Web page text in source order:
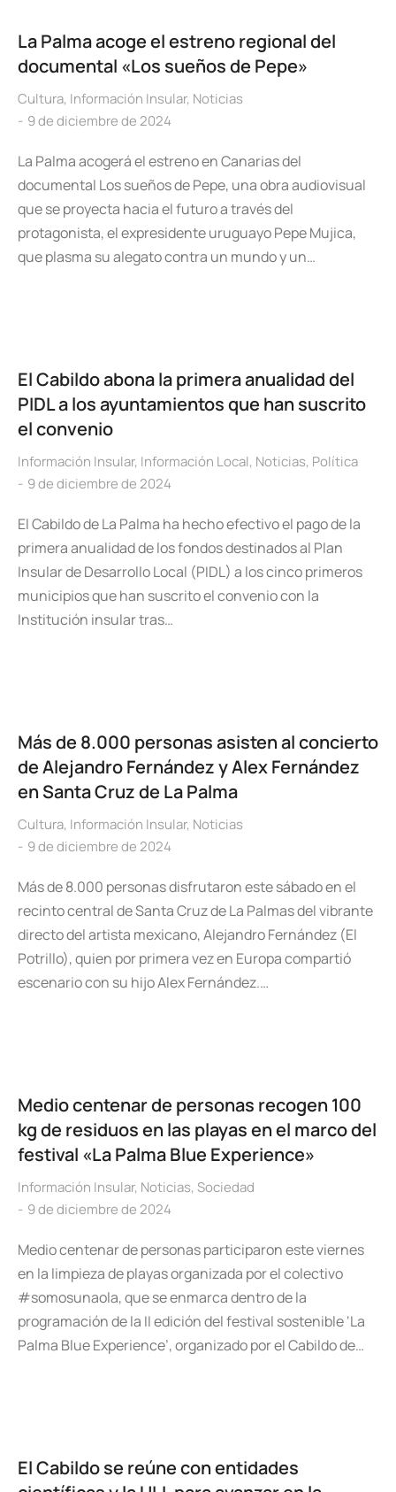
La Palma acoge el estreno regional del
documental «Los sueños de Pepe»
Cultura, Información Insular, Noticias
9 de diciembre de 2024
La Palma acogerá el estreno en Canarias del
documental Los sueños de Pepe, una obra audiovisual
que se proyecta hacia el futuro a través del
protagonista, el expresidente uruguayo Pepe Mujica,
que plasma su alegato contra un mundo y un…
El Cabildo abona la primera anualidad del
PIDL a los ayuntamientos que han suscrito
el convenio
Información Insular, Información Local, Noticias, Política
9 de diciembre de 2024
El Cabildo de La Palma ha hecho efectivo el pago de la
primera anualidad de los fondos destinados al Plan
Insular de Desarrollo Local (PIDL) a los cinco primeros
municipios que han suscrito el convenio con la
Institución insular tras…
Más de 8.000 personas asisten al concierto
de Alejandro Fernández y Alex Fernández
en Santa Cruz de La Palma
Cultura, Información Insular, Noticias
9 de diciembre de 2024
Más de 8.000 personas disfrutaron este sábado en el
recinto central de Santa Cruz de La Palmas del vibrante
directo del artista mexicano, Alejandro Fernández (El
Potrillo), quien por primera vez en Europa compartió
escenario con su hijo Alex Fernández.…
Medio centenar de personas recogen 100
kg de residuos en las playas en el marco del
festival «La Palma Blue Experience»
Información Insular, Noticias, Sociedad
9 de diciembre de 2024
Medio centenar de personas participaron este viernes
en la limpieza de playas organizada por el colectivo
#somosunaola, que se enmarca dentro de la
programación de la II edición del festival sostenible ‘La
Palma Blue Experience’, organizado por el Cabildo de…
El Cabildo se reúne con entidades